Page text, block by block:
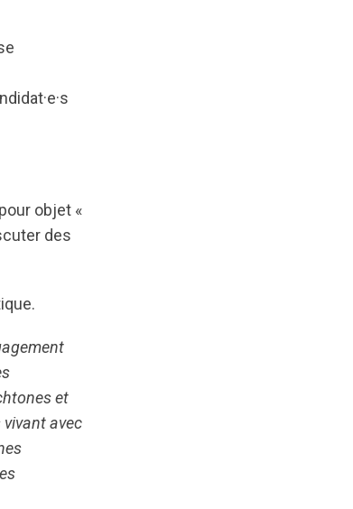
objet «
des
et
vivant avec